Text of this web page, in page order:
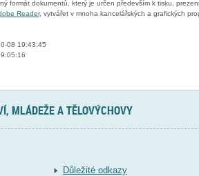
formát dokumentů, který je určen především k tisku,
Reader, vytvářet v mnoha kancelářských a grafických
08 19:43:45
MLÁDEŽE A TĚLOVÝCHOVY
Důležité odkazy